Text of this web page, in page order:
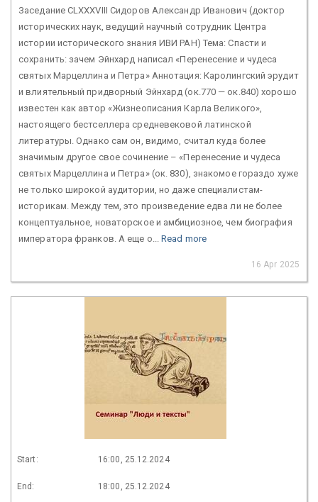
Заседание CLXXXVIII Сидоров Александр Иванович (доктор
исторических наук, ведущий научный сотрудник Центра
истории исторического знания ИВИ РАН) Тема: Спасти и
сохранить: зачем Эйнхард написал «Перенесение и чудеса
святых Марцеллина и Петра» Аннотация: Каролингский эрудит
и влиятельный придворный Эйнхард (ок.770 — ок.840) хорошо
известен как автор «Жизнеописания Карла Великого»,
настоящего бестселлера средневековой латинской
литературы. Однако сам он, видимо, считал куда более
значимым другое свое сочинение – «Перенесение и чудеса
святых Марцеллина и Петра» (ок. 830), знакомое гораздо хуже
не только широкой аудитории, но даже специалистам-
историкам. Между тем, это произведение едва ли не более
концептуальное, новаторское и амбициозное, чем биография
императора франков. А еще о...Read more
16 Apr 2025
Start: 16:00, 25.12.2024
End: 18:00, 25.12.2024